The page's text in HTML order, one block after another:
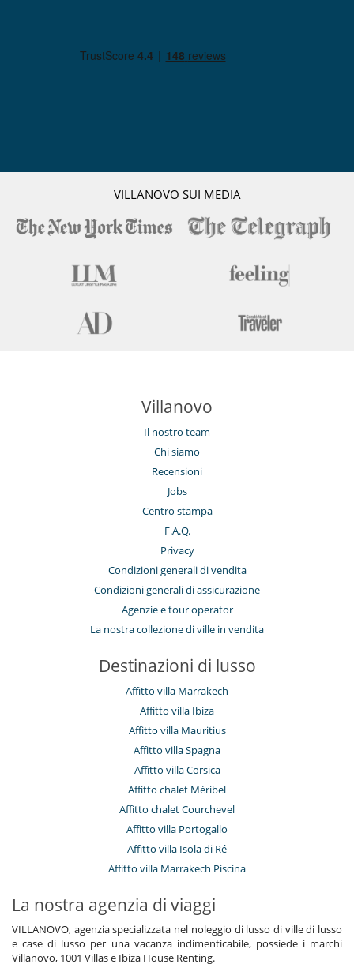
VILLANOVO SUI MEDIA
Villanovo
Il nostro team
Chi siamo
Recensioni
Jobs
Centro stampa
F.A.Q.
Privacy
Condizioni generali di vendita
Condizioni generali di assicurazione
Agenzie e tour operator
La nostra collezione di ville in vendita
Destinazioni di lusso
Affitto villa Marrakech
Affitto villa Ibiza
Affitto villa Mauritius
Affitto villa Spagna
Affitto villa Corsica
Affitto chalet Méribel
Affitto chalet Courchevel
Affitto villa Portogallo
Affitto villa Isola di Ré
Affitto villa Marrakech Piscina
La nostra agenzia di viaggi
VILLANOVO, agenzia specializzata nel noleggio di lusso di ville di lusso
e case di lusso per una vacanza indimenticabile, possiede i marchi
Villanovo, 1001 Villas e Ibiza House Renting.